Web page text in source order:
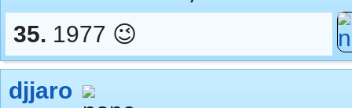
35. 1977 😉
djjaro